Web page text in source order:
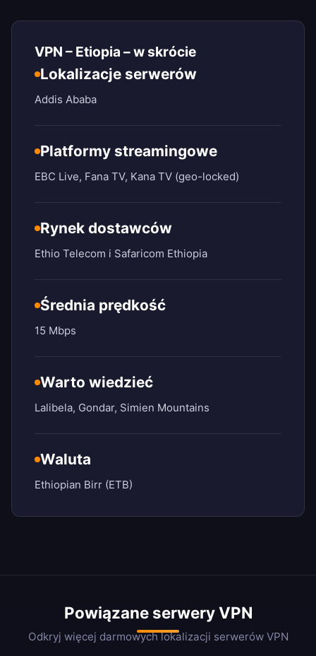
VPN – Etiopia – w skrócie
Lokalizacje serwerów
Addis Ababa
Platformy streamingowe
EBC Live, Fana TV, Kana TV (geo-locked)
Rynek dostawców
Ethio Telecom i Safaricom Ethiopia
Średnia prędkość
15 Mbps
Warto wiedzieć
Lalibela, Gondar, Simien Mountains
Waluta
Ethiopian Birr (ETB)
Powiązane serwery VPN
Odkryj więcej darmowych lokalizacji serwerów VPN